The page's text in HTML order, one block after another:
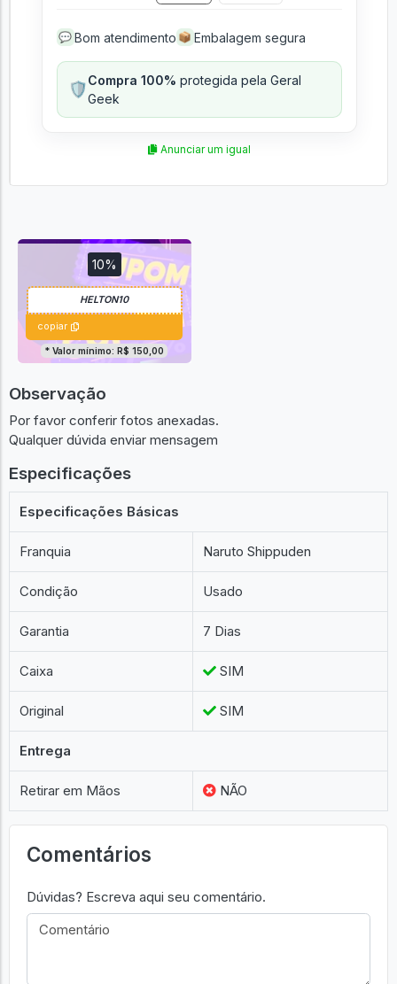
💬 Bom atendimento 📦 Embalagem segura
🛡️Compra 100% protegida pela Geral
Geek
Anunciar um igual
10%
copiar
* Valor mínimo: R$ 150,00
Observação
Por favor conferir fotos anexadas.
Qualquer dúvida enviar mensagem
Especificações
Especificações Básicas
Franquia Naruto Shippuden
Condição Usado
Garantia 7 Dias
Caixa SIM
Original SIM
Entrega
Retirar em Mãos NÃO
Comentários
Dúvidas? Escreva aqui seu comentário.